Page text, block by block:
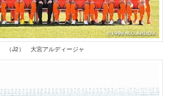
（J2） 大宮アルディージャ